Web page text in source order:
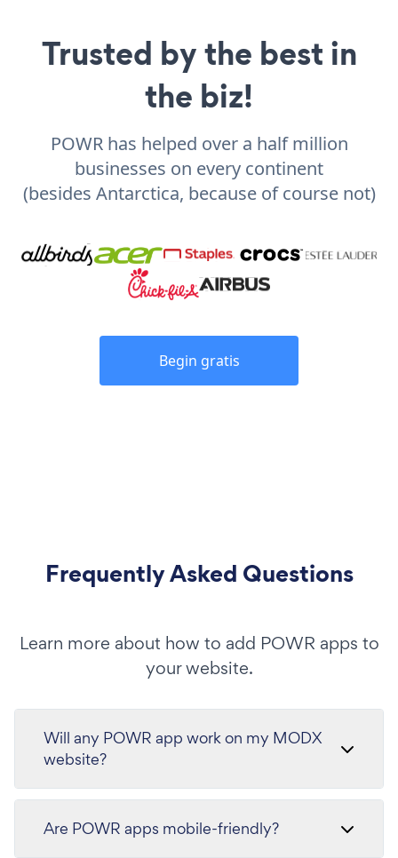
Trusted by the best in
the biz!
POWR has helped over a half million
businesses on every continent
(besides Antarctica, because of course not)
Begin gratis
Frequently Asked Questions
Learn more about how to add POWR apps to
your website.
Will any POWR app work on my MODX
website?
Are POWR apps mobile-friendly?